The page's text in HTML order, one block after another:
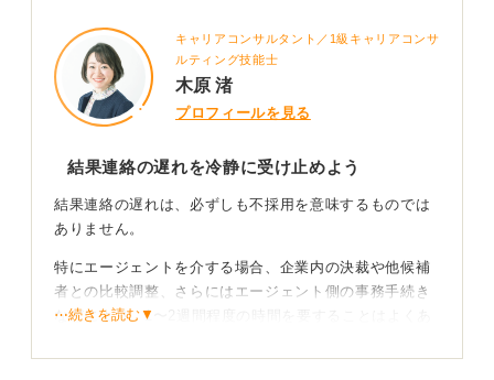
キャリアコンサルタント／1級キャリアコンサ
ルティング技能士
木原 渚
プロフィールを見る
結果連絡の遅れを冷静に受け止めよう
結果連絡の遅れは、必ずしも不採用を意味するものでは
ありません。
特にエージェントを介する場合、企業内の決裁や他候補
者との比較調整、さらにはエージェント側の事務手続き
などにより、1〜2週間程度の時間を要することはよくあ
⋯続きを読む▼